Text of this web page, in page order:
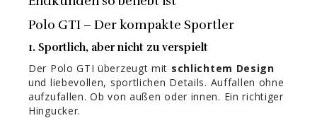
Polo GTI – Der kompakte Sportler
1. Sportlich, aber nicht zu verspielt
Der Polo GTI überzeugt mit schlichtem Design
und liebevollen, sportlichen Details. Auffallen ohne
aufzufallen. Ob von außen oder innen. Ein richtiger
Hingucker.